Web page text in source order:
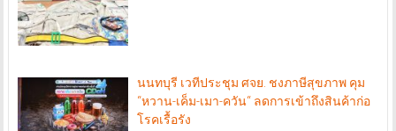
นนทบุรี เวทีประชุม ศจย. ชงภาษีสุขภาพ คุม
“หวาน-เค็ม-เมา-ควัน“ ลดการเข้าถึงสินค้าก่อ
โรคเรื้อรัง